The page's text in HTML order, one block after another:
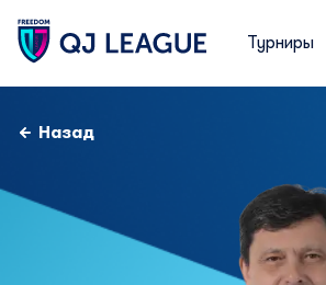
Турниры
Назад